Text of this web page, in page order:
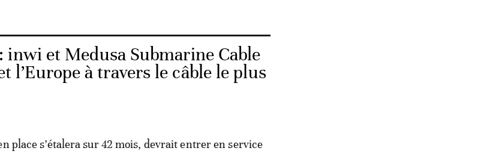
inwi et Medusa Submarine Cable
l’Europe à travers le câble le plus
place s’étalera sur 42 mois, devrait entrer en service